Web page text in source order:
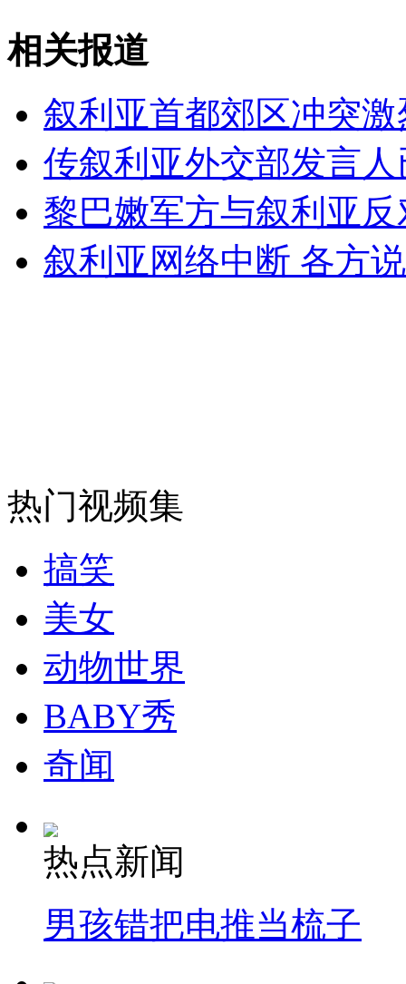
百名中老年妇女走T台过模特瘾
山西运城恶犬咬伤多人 警民合力深夜将其击毙
女孩北京地铁殴打老人 痛下狠手拳打脚踢
无痛分娩是否安全 医生回应
走！跟着总书记去植树
纽约上演“枕头大战”
相关报道
叙利亚首都郊区冲突
传叙利亚外交部发言
黎巴嫩军方与叙利亚
叙利亚网络中断 各方
热门视频集
搞笑
美女
动物世界
BABY秀
奇闻
热点新闻
男孩错把电推当梳子